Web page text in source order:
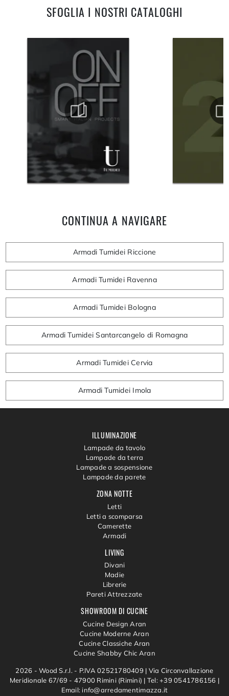
SFOGLIA I NOSTRI CATALOGHI
CONTINUA A NAVIGARE
Armadi Tumidei Riccione
Armadi Tumidei Ravenna
Armadi Tumidei Bologna
Armadi Tumidei Santarcangelo di Romagna
Armadi Tumidei Cervia
Armadi Tumidei Imola
SHOWROOM DI CUCINE
Cucine Design Aran
Cucine Moderne Aran
Cucine Classiche Aran
Cucine Shabby Chic Aran
LIVING
Divani
Madie
Librerie
Pareti Attrezzate
ZONA NOTTE
Letti
Letti a scomparsa
Camerette
Armadi
ILLUMINAZIONE
Lampade da tavolo
Lampade da terra
Lampade a sospensione
Lampade da parete
2026 - Wood S.r.l. - P.IVA 02521780409 | Via Circonvallazione
Meridionale 67/69 - 47900 Rimini (Rimini) | Tel: +39 0541786156 |
Email: info@arredamentimazza.it